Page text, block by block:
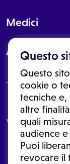
Questo
Questo
cookie o
tecniche
altre
quali
audience
Puoi
revocare il
Medici
About
Le informazioni
In nessun caso,
visita o una diagnosi
le informazioni
una diagnosi, la
sospensione di